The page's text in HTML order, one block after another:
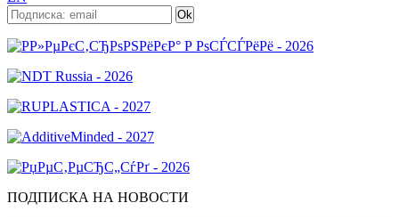
ПОДПИСКА НА НОВОСТИ